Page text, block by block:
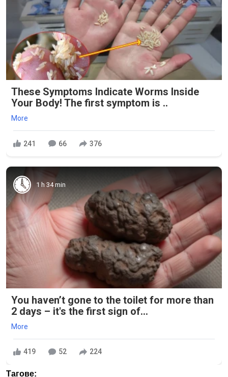
These Symptoms Indicate Worms Inside
Your Body! The first symptom is ..
More
241 66 376
1 h 34 min
You haven’t gone to the toilet for more than
2 days – it's the first sign of...
More
419 52 224
Тагове: